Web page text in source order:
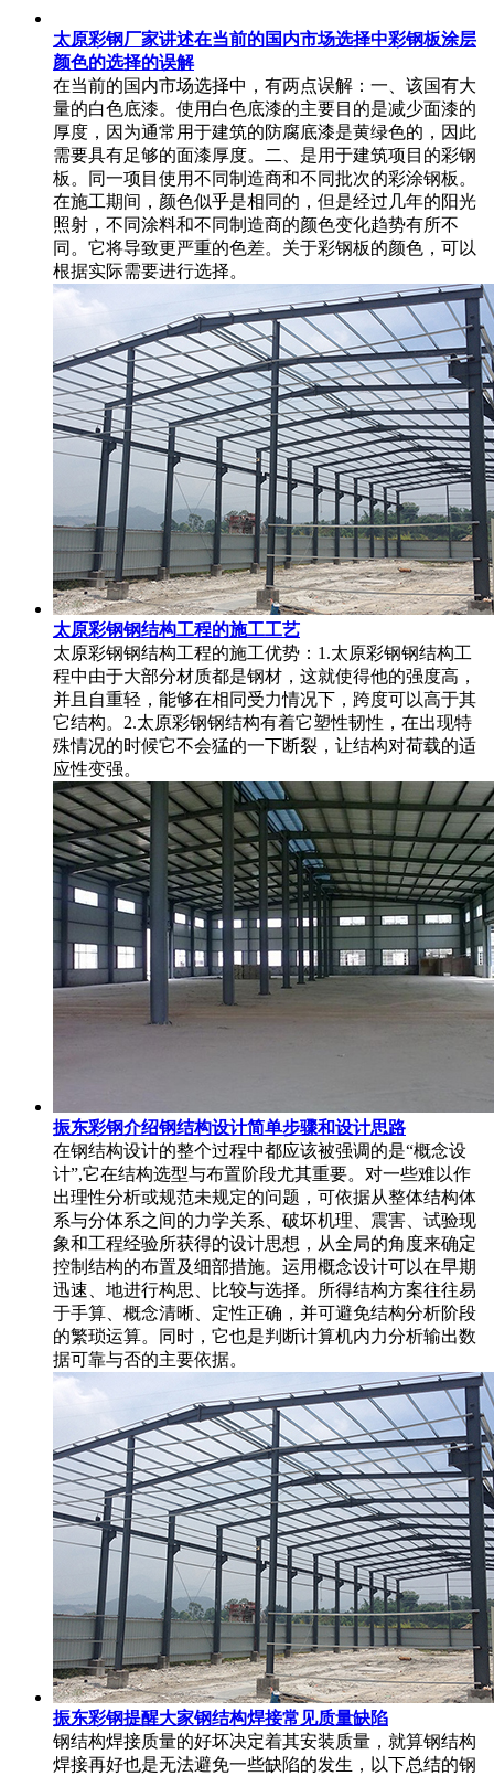
太原彩钢厂家讲述在当前的国内市场选择中彩钢板涂层
颜色的选择的误解
在当前的国内市场选择中，有两点误解：一、该国有大
量的白色底漆。使用白色底漆的主要目的是减少面漆的
厚度，因为通常用于建筑的防腐底漆是黄绿色的，因此
需要具有足够的面漆厚度。二、是用于建筑项目的彩钢
板。同一项目使用不同制造商和不同批次的彩涂钢板。
在施工期间，颜色似乎是相同的，但是经过几年的阳光
照射，不同涂料和不同制造商的颜色变化趋势有所不
同。它将导致更严重的色差。关于彩钢板的颜色，可以
根据实际需要进行选择。
太原彩钢钢结构工程的施工工艺
太原彩钢钢结构工程的施工优势：1.太原彩钢钢结构工
程中由于大部分材质都是钢材，这就使得他的强度高，
并且自重轻，能够在相同受力情况下，跨度可以高于其
它结构。2.太原彩钢钢结构有着它塑性韧性，在出现特
殊情况的时候它不会猛的一下断裂，让结构对荷载的适
应性变强。
振东彩钢介绍钢结构设计简单步骤和设计思路
在钢结构设计的整个过程中都应该被强调的是“概念设
计”,它在结构选型与布置阶段尤其重要。对一些难以作
出理性分析或规范未规定的问题，可依据从整体结构体
系与分体系之间的力学关系、破坏机理、震害、试验现
象和工程经验所获得的设计思想，从全局的角度来确定
控制结构的布置及细部措施。运用概念设计可以在早期
迅速、地进行构思、比较与选择。所得结构方案往往易
于手算、概念清晰、定性正确，并可避免结构分析阶段
的繁琐运算。同时，它也是判断计算机内力分析输出数
据可靠与否的主要依据。
振东彩钢提醒大家钢结构焊接常见质量缺陷
钢结构焊接质量的好坏决定着其安装质量，就算钢结构
焊接再好也是无法避免一些缺陷的发生，以下总结的钢